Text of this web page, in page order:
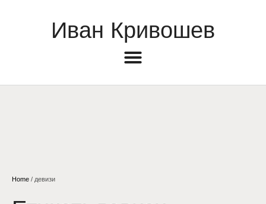
Иван Кривошев
Home / девизи